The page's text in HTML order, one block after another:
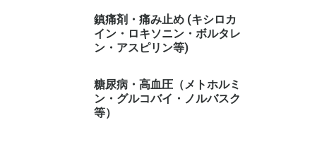
鎮痛剤・痛み止め (キシロカ
イン・ロキソニン・ボルタレ
ン・アスピリン等)
糖尿病・高血圧（メトホルミ
ン・グルコバイ・ノルバスク
等）